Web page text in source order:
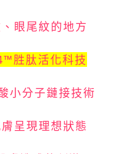
眼尾紋的地方
胜肽活化科技
小分子鏈接技術
呈現理想狀態